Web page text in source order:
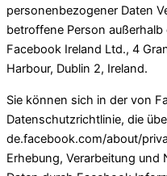
personenbezogener Daten
betroffene Person
Facebook Ireland Ltd., 4
Harbour, Dublin 2, Ireland.
Sie können sich in der von
Datenschutzrichtlinie, die
de.facebook.com/about/
Erhebung, Verarbeitung